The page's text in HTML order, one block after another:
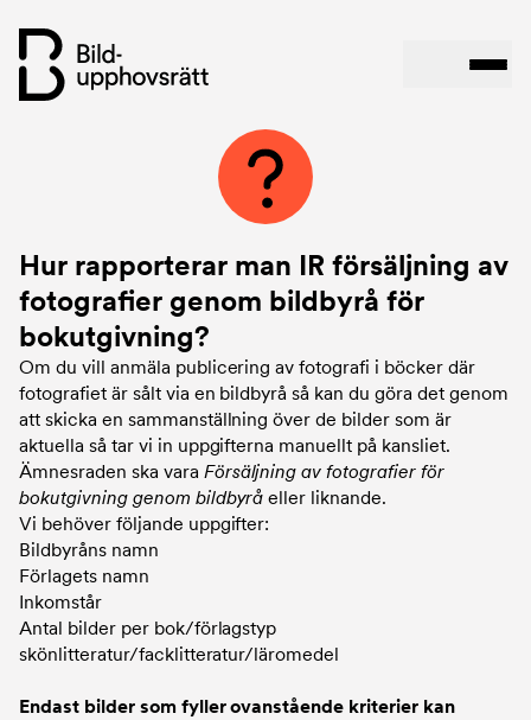
Hur rapporterar man IR försäljning av
fotografier genom bildbyrå för
bokutgivning?
Om du vill anmäla publicering av fotografi i böcker där
fotografiet är sålt via en bildbyrå så kan du göra det genom
att skicka en sammanställning över de bilder som är
aktuella så tar vi in uppgifterna manuellt på kansliet.
Ämnesraden ska vara Försäljning av fotografier för
bokutgivning genom bildbyrå eller liknande.
Vi behöver följande uppgifter:
Bildbyråns namn
Förlagets namn
Inkomstår
Antal bilder per bok/förlagstyp
skönlitteratur/facklitteratur/läromedel
Endast bilder som fyller ovanstående kriterier kan